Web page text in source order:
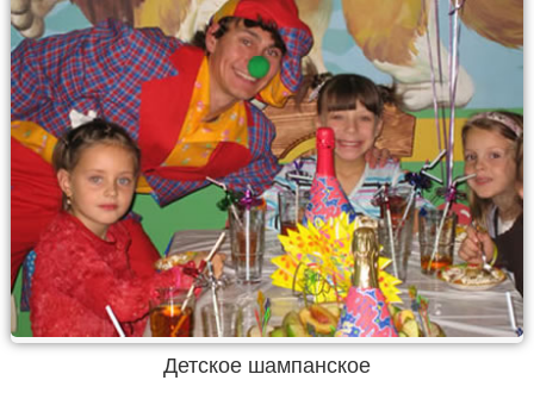
Детское шампанское